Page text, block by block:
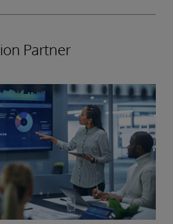
Partner